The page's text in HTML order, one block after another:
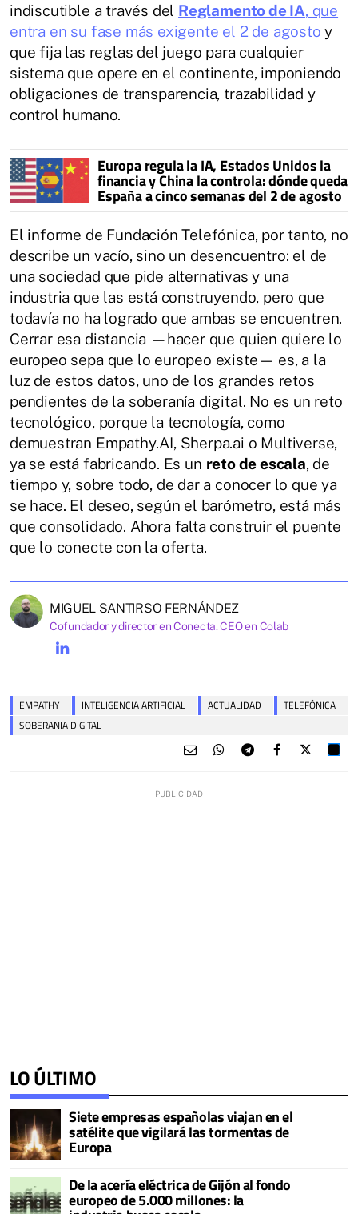
indiscutible a través del Reglamento de IA, que
entra en su fase más exigente el 2 de agosto y
que fija las reglas del juego para cualquier
sistema que opere en el continente, imponiendo
obligaciones de transparencia, trazabilidad y
control humano.
Europa regula la IA, Estados Unidos la
financia y China la controla: dónde queda
España a cinco semanas del 2 de agosto
El informe de Fundación Telefónica, por tanto, no
describe un vacío, sino un desencuentro: el de
una sociedad que pide alternativas y una
industria que las está construyendo, pero que
todavía no ha logrado que ambas se encuentren.
Cerrar esa distancia —hacer que quien quiere lo
europeo sepa que lo europeo existe— es, a la
luz de estos datos, uno de los grandes retos
pendientes de la soberanía digital. No es un reto
tecnológico, porque la tecnología, como
demuestran Empathy.AI, Sherpa.ai o Multiverse,
ya se está fabricando. Es un reto de escala, de
tiempo y, sobre todo, de dar a conocer lo que ya
se hace. El deseo, según el barómetro, está más
que consolidado. Ahora falta construir el puente
que lo conecte con la oferta.
MIGUEL SANTIRSO FERNÁNDEZ
Cofundador y director en Conecta. CEO en Colab
EMPATHY INTELIGENCIA ARTIFICIAL ACTUALIDAD
TELEFÓNICA
SOBERANIA DIGITAL
LO ÚLTIMO
Siete empresas españolas viajan en el
satélite que vigilará las tormentas de
Europa
De la acería eléctrica de Gijón al fondo
europeo de 5.000 millones: la